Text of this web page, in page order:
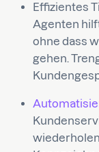
Effizientes
Agenten
ohne dass
gehen.